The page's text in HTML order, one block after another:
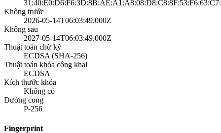
Không trước
2026-05-14T06:03:49.000Z
Không sau
2027-05-14T06:03:49.000Z
Thuật toán chữ ký
ECDSA (SHA-256)
Thuật toán khóa công khai
ECDSA
Kích thước khóa
Không có
Đường cong
P-256
Fingerprint